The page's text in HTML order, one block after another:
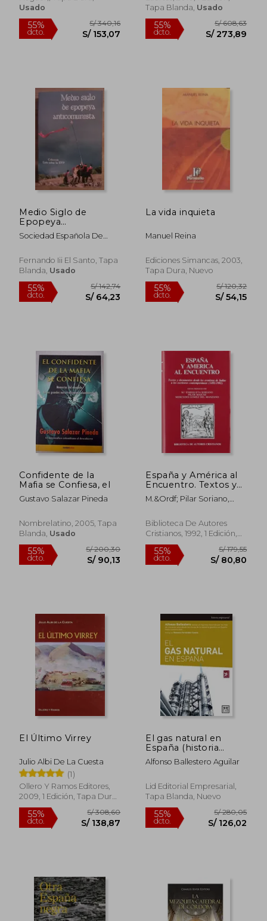
55%
dcto.
S/ 381,43
S/ 171,64
55%
dcto.
S/
S/
Usado
Tapa Blanda, Usado
Medio Siglo de
Epopeya
Anticomunista
Sociedad Española De
Fernando Iii El Santo, Tapa
Blanda, Usado
dcto. S/ 64,23
La vida inquieta
Manuel Reina
Ediciones Simancas, 2003,
Tapa Dura, Nuevo
dcto.
Confidente de la
Mafia se Confiesa, el
Gustavo Salazar Pineda
Nombrelatino, 2005, Tapa
Blanda, Usado
55%
dcto.
S/ 200,30
S/ 90,13
España y América al
Encuentro. Textos y
Documentos Desde
los Cronistas de Indias
Contemporáneos
(1492-1992) (Normal)
M.&Ordf; Pilar Soriano,
Enriqueta;G&Oacute;Mez
Del Manzano,
Mercedes;Ma&Iacute;Cas
Biblioteca De Autores
Cristianos, 1992, 1 Edición,
Tapa Dura, Nuevo
55%
dcto.
El Último Virrey
Julio Albi De La Cuesta
(1)
Ollero Y Ramos Editores,
2009, 1 Edición, Tapa Dura,
Usado
El gas natural en
España (historia
empresarial)
Alfonso Ballestero Aguilar
Lid Editorial Empresarial,
Tapa Blanda, Nuevo